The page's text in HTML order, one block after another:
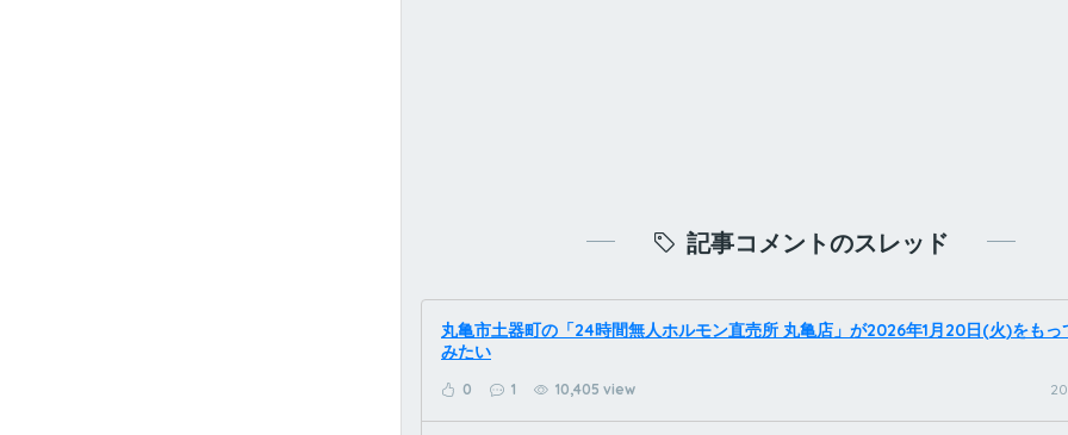
記事コメントのスレッド
丸亀市土器町の「24時間無人ホルモン直売所 丸亀店」が2026年1月20日(火)をもっ
みたい
0 1 10,405 view